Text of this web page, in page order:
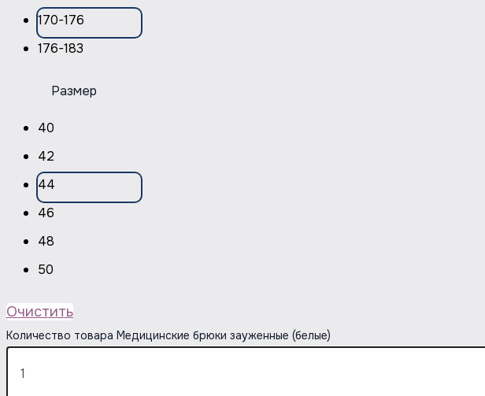
170-176
176-183
Размер
40
42
44
46
48
50
Очистить
Количество товара Медицинские брюки зауженные (белые)